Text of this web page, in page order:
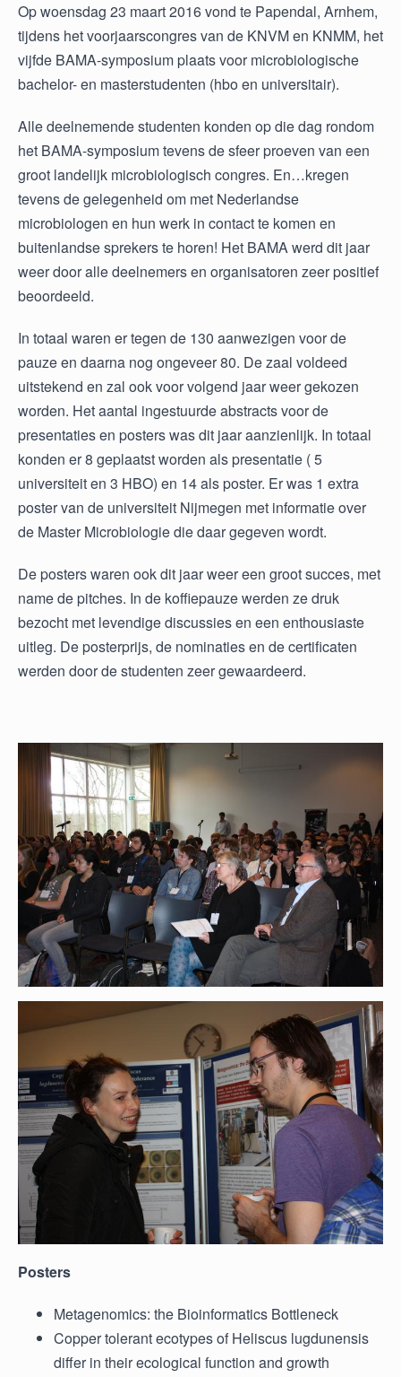
Op woensdag 23 maart 2016 vond te Papendal, Arnhem,
tijdens het voorjaarscongres van de KNVM en KNMM, het
vijfde BAMA-symposium plaats voor microbiologische
bachelor- en masterstudenten (hbo en universitair).
Alle deelnemende studenten konden op die dag rondom
het BAMA-symposium tevens de sfeer proeven van een
groot landelijk microbiologisch congres. En…kregen
tevens de gelegenheid om met Nederlandse
microbiologen en hun werk in contact te komen en
buitenlandse sprekers te horen! Het BAMA werd dit jaar
weer door alle deelnemers en organisatoren zeer positief
beoordeeld.
In totaal waren er tegen de 130 aanwezigen voor de
pauze en daarna nog ongeveer 80. De zaal voldeed
uitstekend en zal ook voor volgend jaar weer gekozen
worden. Het aantal ingestuurde abstracts voor de
presentaties en posters was dit jaar aanzienlijk. In totaal
konden er 8 geplaatst worden als presentatie ( 5
universiteit en 3 HBO) en 14 als poster. Er was 1 extra
poster van de universiteit Nijmegen met informatie over
de Master Microbiologie die daar gegeven wordt.
De posters waren ook dit jaar weer een groot succes, met
name de pitches. In de koffiepauze werden ze druk
bezocht met levendige discussies en een enthousiaste
uitleg. De posterprijs, de nominaties en de certificaten
werden door de studenten zeer gewaardeerd.
Posters
Metagenomics: the Bioinformatics Bottleneck
Copper tolerant ecotypes of Heliscus lugdunensis
differ in their ecological function and growth